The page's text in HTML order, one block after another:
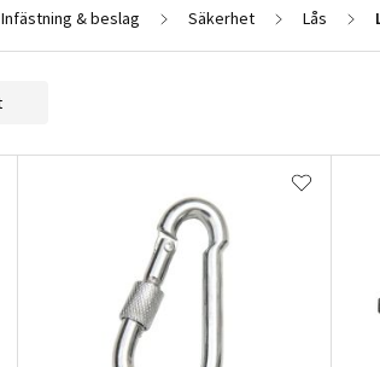
Infästning & beslag Säkerhet Lås